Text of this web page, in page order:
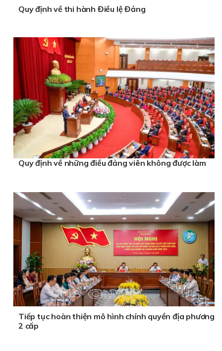
Quy định về thi hành Điều lệ Đảng
Quy định về những điều đảng viên không được làm
Tiếp tục hoàn thiện mô hình chính quyền địa phương
2 cấp